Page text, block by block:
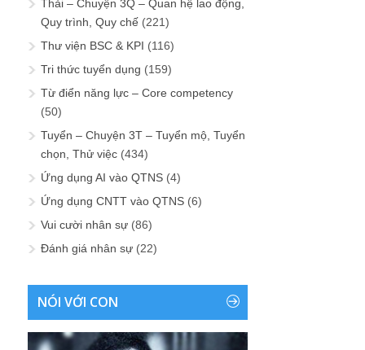
Thải – Chuyện 3Q – Quan hệ lao động,
Quy trình, Quy chế (221)
Thư viện BSC & KPI (116)
Tri thức tuyển dụng (159)
Từ điển năng lực – Core competency
(50)
Tuyển – Chuyện 3T – Tuyển mộ, Tuyển
chọn, Thử việc (434)
Ứng dụng AI vào QTNS (4)
Ứng dụng CNTT vào QTNS (6)
Vui cười nhân sự (86)
Đánh giá nhân sự (22)
NÓI VỚI CON